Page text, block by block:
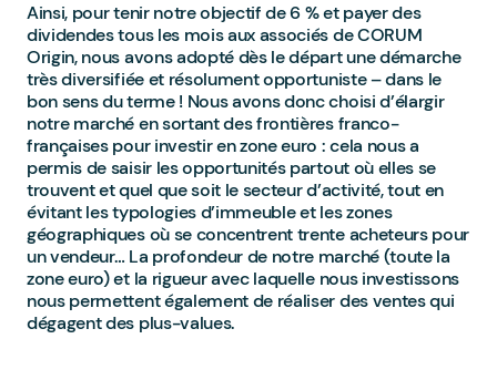
Ainsi, pour tenir notre objectif de 6 % et payer des
dividendes tous les mois aux associés de CORUM
Origin, nous avons adopté dès le départ une démarche
très diversifiée et résolument opportuniste – dans le
bon sens du terme ! Nous avons donc choisi d’élargir
notre marché en sortant des frontières franco-
françaises pour investir en zone euro : cela nous a
permis de saisir les opportunités partout où elles se
trouvent et quel que soit le secteur d’activité, tout en
évitant les typologies d’immeuble et les zones
géographiques où se concentrent trente acheteurs pour
un vendeur… La profondeur de notre marché (toute la
zone euro) et la rigueur avec laquelle nous investissons
nous permettent également de réaliser des ventes qui
dégagent des plus-values.